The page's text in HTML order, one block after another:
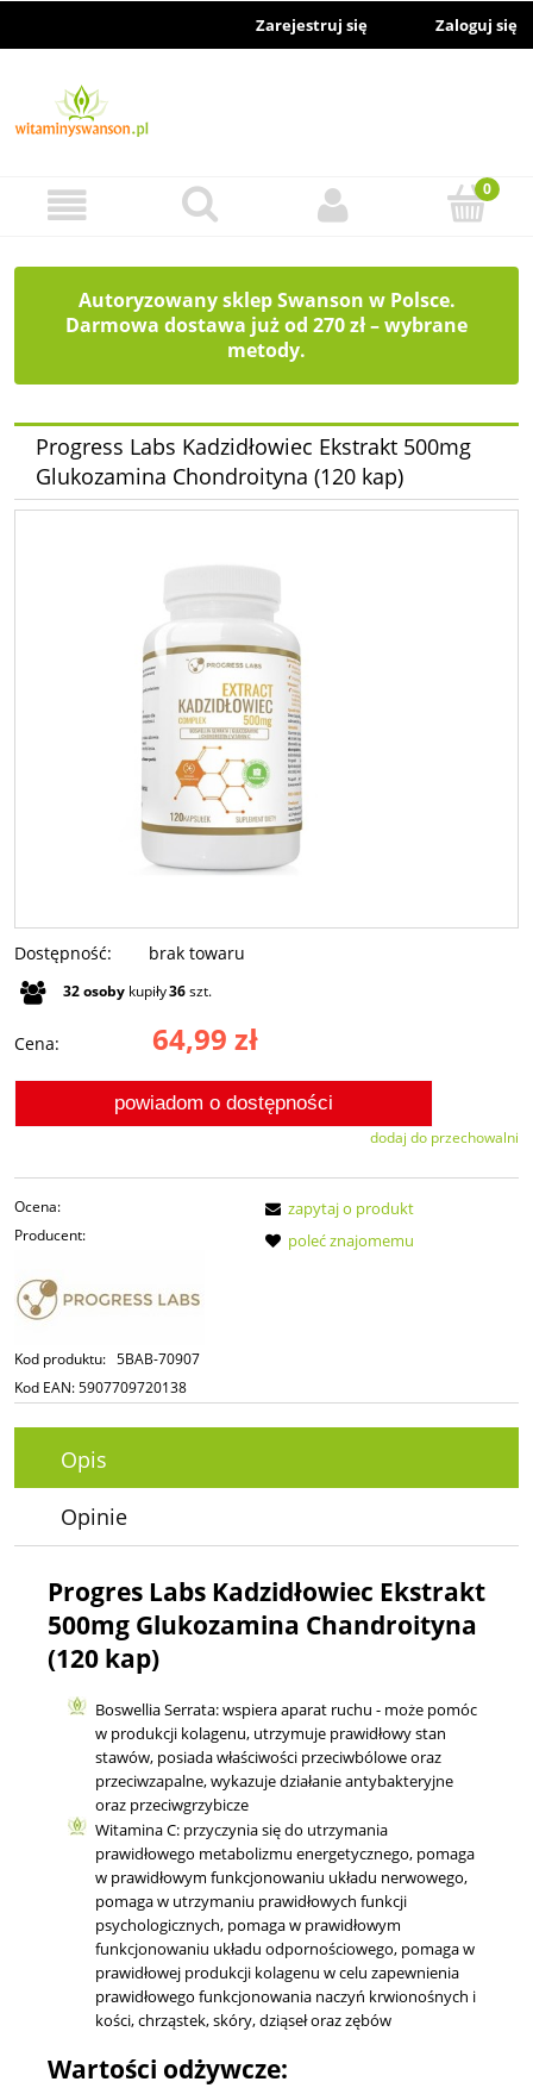
Zarejestruj się Zaloguj się
Autoryzowany sklep Swanson w Polsce.
Darmowa dostawa już od 270 zł – wybrane
metody.
Progress Labs Kadzidłowiec Ekstrakt 500mg
Glukozamina Chondroityna (120 kap)
Dostępność: brak towaru
32osoby kupiły36szt.
Cena: 64,99 zł
powiadom o dostępności
dodaj do przechowalni
Ocena:
Producent:
Kod produktu: 5BAB-70907
Kod EAN:5907709720138
zapytaj o produkt
poleć znajomemu
Opis
Opinie
Progres Labs Kadzidłowiec Ekstrakt
500mg Glukozamina Chandroityna
(120 kap)
Boswellia Serrata: wspiera aparat ruchu - może pomóc
w produkcji kolagenu, utrzymuje prawidłowy stan
stawów, posiada właściwości przeciwbólowe oraz
przeciwzapalne, wykazuje działanie antybakteryjne
oraz przeciwgrzybicze
Witamina C: przyczynia się do utrzymania
prawidłowego metabolizmu energetycznego, pomaga
w prawidłowym funkcjonowaniu układu nerwowego,
pomaga w utrzymaniu prawidłowych funkcji
psychologicznych, pomaga w prawidłowym
funkcjonowaniu układu odpornościowego, pomaga w
prawidłowej produkcji kolagenu w celu zapewnienia
prawidłowego funkcjonowania naczyń krwionośnych i
kości, chrząstek, skóry, dziąseł oraz zębów
Wartości odżywcze: